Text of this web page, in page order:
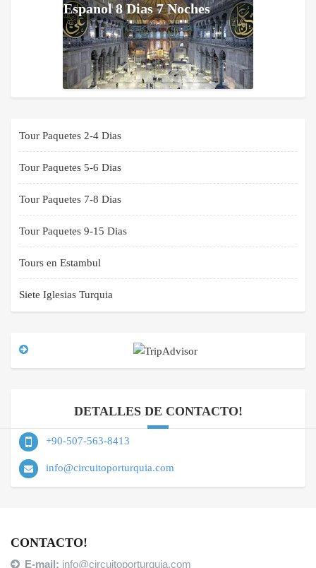
Espanol 8 Dias 7 Noches
Tour Paquetes 2-4 Dias
Tour Paquetes 5-6 Dias
Tour Paquetes 7-8 Dias
Tour Paquetes 9-15 Dias
Tours en Estambul
Siete Iglesias Turquia
DETALLES DE CONTACTO!
+90-507-563-8413
info@circuitoporturquia.com
CONTACTO!
E-mail: info@circuitoporturquia.com